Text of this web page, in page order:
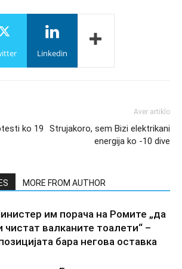
Linkedin
ko 19
Aver artiklo
Strujakoro, sem Bizi elektrikani
energija ko -10 dive
MORE FROM AUTHOR
им порача на Ромите „да
чистат валканите тоалети“ –
бара негова оставка